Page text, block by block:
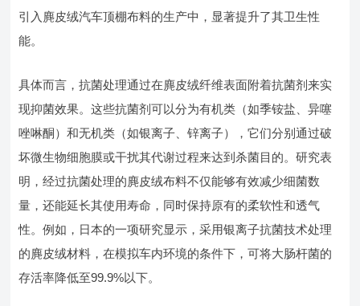
引入麂皮绒汽车顶棚布料的生产中，显著提升了其卫生性
能。
具体而言，抗菌处理通过在麂皮绒纤维表面附着抗菌剂来实
现抑菌效果。这些抗菌剂可以分为有机类（如季铵盐、异噻
唑啉酮）和无机类（如银离子、锌离子），它们分别通过破
坏微生物细胞膜或干扰其代谢过程来达到杀菌目的。研究表
明，经过抗菌处理的麂皮绒布料不仅能够有效减少细菌数
量，还能延长其使用寿命，同时保持原有的柔软性和透气
性。例如，日本的一项研究显示，采用银离子抗菌技术处理
的麂皮绒材料，在模拟车内环境的条件下，可将大肠杆菌的
存活率降低至99.9%以下。